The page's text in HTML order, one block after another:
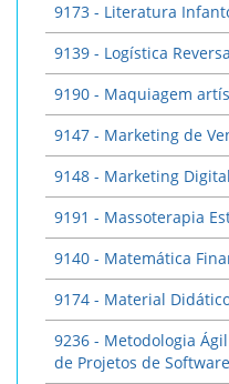
9173 - Literatura
9139 - Logística Reversa
9190 - Maquiagem
9147 - Marketing de
9148 - Marketing Digital
9191 - Massoterapia
9140 - Matemática
9174 - Material
9236 - Metodologia
de Projetos de Software